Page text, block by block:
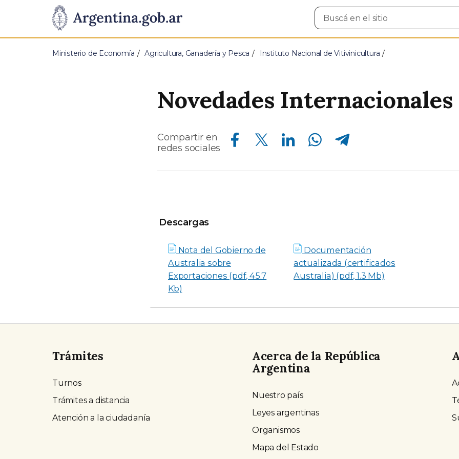
Presidencia
de
Pasar al contenido principal
Buscar
en
Ministerio de Economía Agricultura, Ganadería y Pesca Instituto Nacional de Vitivinicultura
Novedades Internacionales
Compartir en
redes sociales
Compartir en Facebook Compartir en Twitter Compartir en Linkedin Compartir en Whatsapp Compartir en Telegram
Descargas
Descargas
Nota del Gobierno de
Australia sobre
Exportaciones (pdf, 45.7
Kb)
Documentación
actualizada (certificados
Australia) (pdf, 1.3 Mb)
Trámites
Turnos
Trámites a distancia
Atención a la ciudadanía
Acerca de la República
Argentina
Nuestro país
Leyes argentinas
Organismos
Mapa del Estado